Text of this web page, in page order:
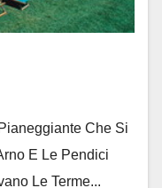
Che Si
E Le Pendici
Le Terme...